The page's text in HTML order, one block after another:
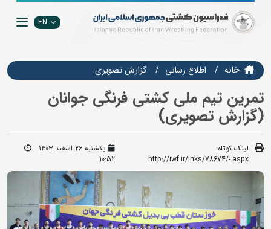
EN
خانه اطلاع رسانی گزارش تصويري
تمرین تیم ملی کشتی فرنگی جوانان
(گزارش تصویری)
لینک کوتاه:
http://iwf.ir/lnks/78674/-.aspx
یکشنبه ۲۶ اسفند ۱۴۰۳
10:52